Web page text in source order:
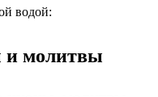
водой:
и молитвы